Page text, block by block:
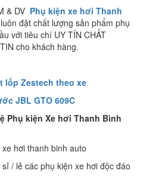
& DV Phụ kiện xe hơi Thanh
đặt chất lượng sản phẩm phụ
với tiêu chí UY TÍN CHẤT
cho khách hàng.
lốp Zestech theo xe
JBL GTO 609C
Phụ kiện Xe hơi Thanh Bình
hơi thanh binh auto
/ lẻ các phụ kiện xe hơi độc đáo